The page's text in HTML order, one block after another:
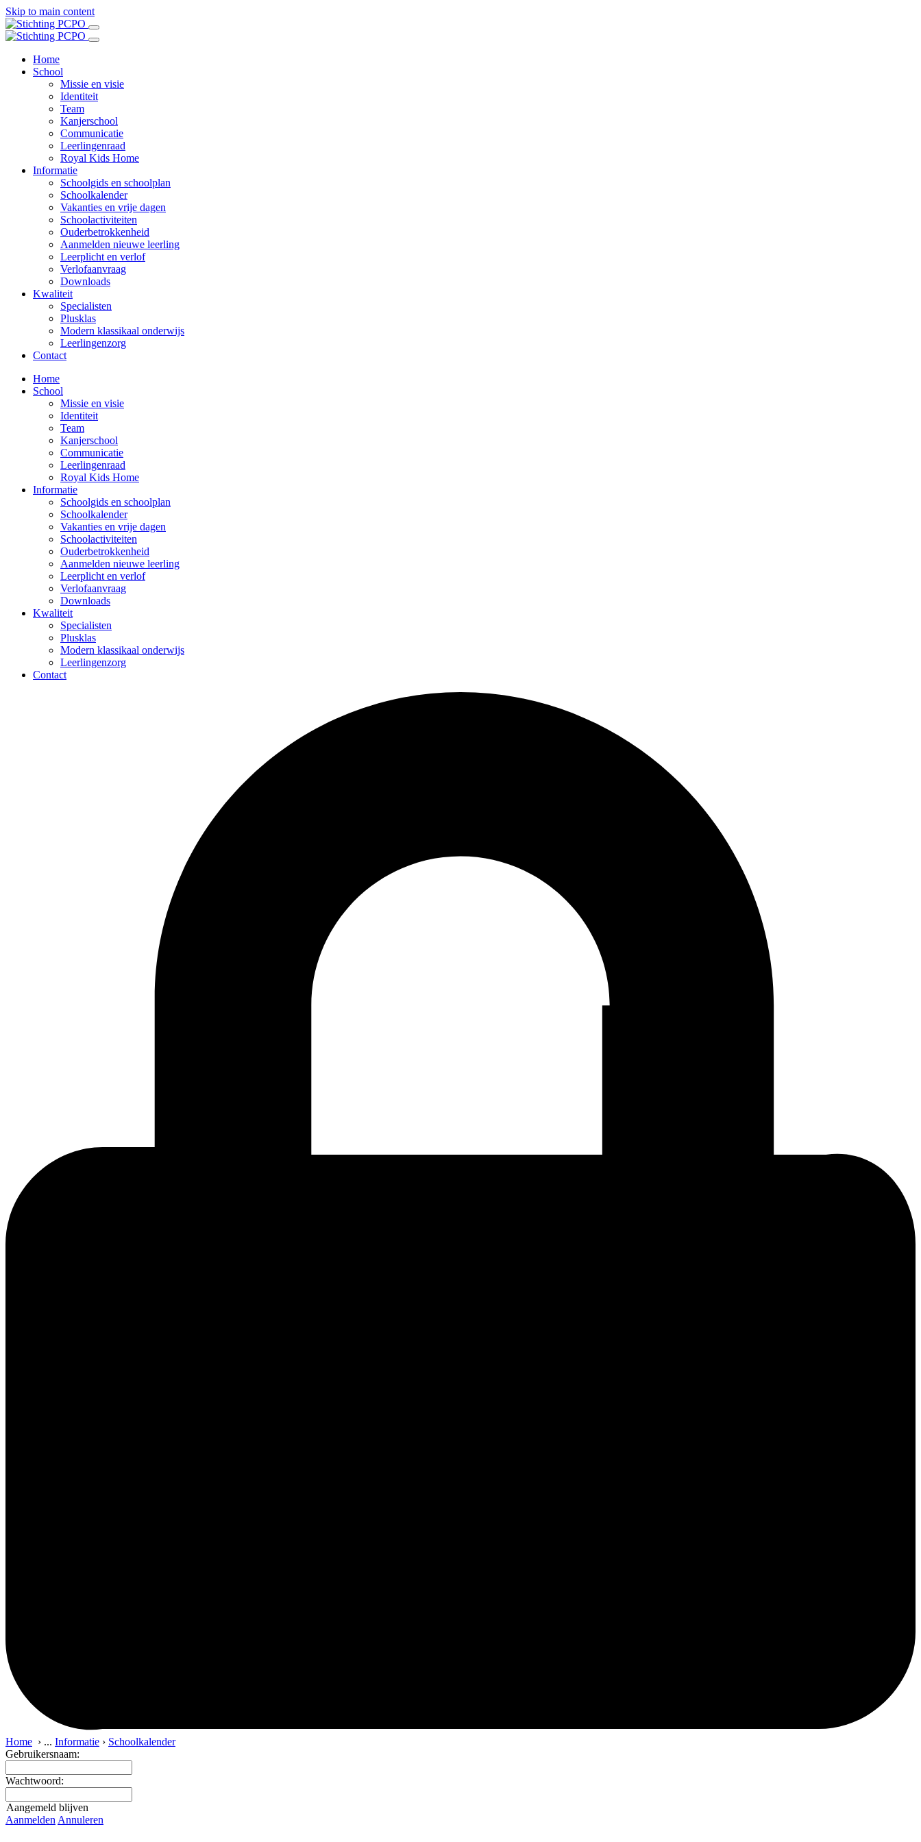
Skip to main content
Home
School
Missie en visie
Identiteit
Team
Kanjerschool
Communicatie
Leerlingenraad
Royal Kids Home
Informatie
Schoolgids en schoolplan
Schoolkalender
Vakanties en vrije dagen
Schoolactiviteiten
Ouderbetrokkenheid
Aanmelden nieuwe leerling
Leerplicht en verlof
Verlofaanvraag
Downloads
Kwaliteit
Specialisten
Plusklas
Modern klassikaal onderwijs
Leerlingenzorg
Contact
Home
School
Missie en visie
Identiteit
Team
Kanjerschool
Communicatie
Leerlingenraad
Royal Kids Home
Informatie
Schoolgids en schoolplan
Schoolkalender
Vakanties en vrije dagen
Schoolactiviteiten
Ouderbetrokkenheid
Aanmelden nieuwe leerling
Leerplicht en verlof
Verlofaanvraag
Downloads
Kwaliteit
Specialisten
Plusklas
Modern klassikaal onderwijs
Leerlingenzorg
Contact
Home › ... Informatie › Schoolkalender
Gebruikersnaam:
Wachtwoord:
Aangemeld blijven
Aanmelden Annuleren